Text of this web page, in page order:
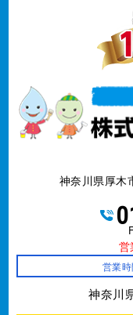
神奈川県厚木
営
営業
神奈川